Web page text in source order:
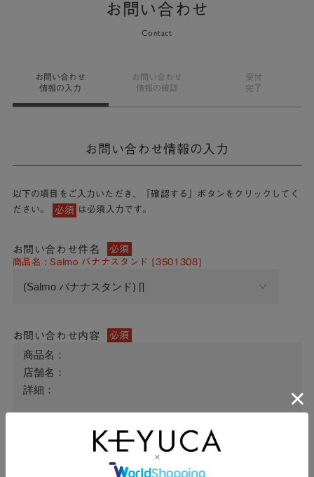
お問い合わせ
Contact
お問い合わせ
情報の入力
お問い合わせ
情報の確認
受付
完了
お問い合わせ情報の入力
以下の項目をご入力いただき、「確認する」ボタンをクリックしてく
ださい。
必須 は必須入力です。
お問い合わせ件名 必須
商品名 : Salmo バナナスタンド [3501308]
お問い合わせ内容 必須